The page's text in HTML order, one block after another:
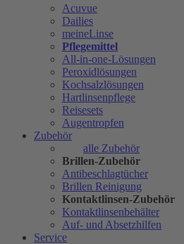
Acuvue
Dailies
meineLinse
Pflegemittel
All-in-one-Lösungen
Peroxidlösungen
Kochsalzlösungen
Hartlinsenpflege
Reisesets
Augentropfen
Zubehör
alle Zubehör
Brillen-Zubehör
Antibeschlagtücher
Brillen Reinigung
Kontaktlinsen-Zubehör
Kontaktlinsenbehälter
Auf- und Absetzhilfen
Service